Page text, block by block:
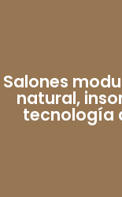
Salones
natural,
tecnología